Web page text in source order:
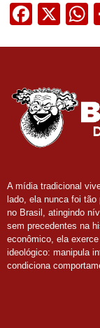
X
A mídia tradicional
lado, ela nunca foi
no Brasil, atingindo
sem precedentes na
econômico, ela
ideológico: manipula
condiciona